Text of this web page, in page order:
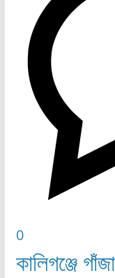
0
কালিগঞ্জে